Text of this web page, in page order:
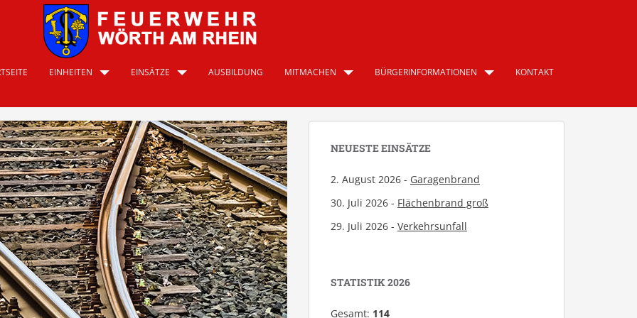
EINHEITEN EINSÄTZE AUSBILDUNG MITMACHEN BÜRGERINFORMATIONEN KONTAKT
NEUESTE EINSÄTZE
2. August 2026 - Garagenbrand
30. Juli 2026 - Flächenbrand groß
29. Juli 2026 - Verkehrsunfall
STATISTIK 2026
Gesamt: 114